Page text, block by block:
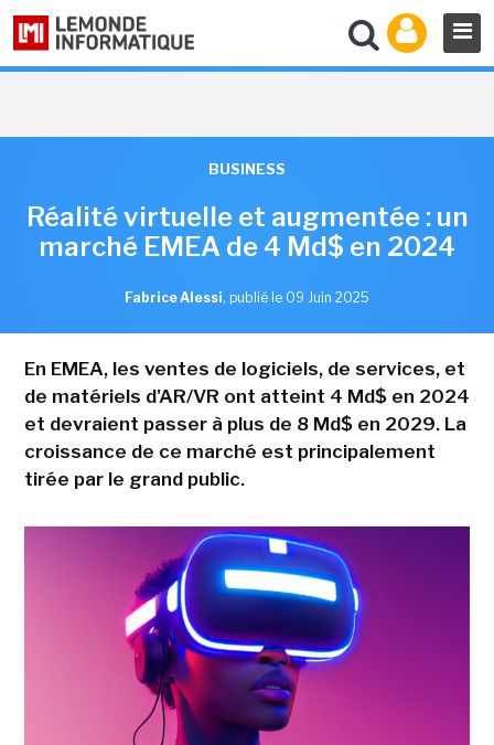
BUSINESS
Réalité virtuelle et augmentée : un
marché EMEA de 4 Md$ en 2024
Fabrice Alessi, publié le 09 Juin 2025
En EMEA, les ventes de logiciels, de services, et
de matériels d'AR/VR ont atteint 4 Md$ en 2024
et devraient passer à plus de 8 Md$ en 2029. La
croissance de ce marché est principalement
tirée par le grand public.